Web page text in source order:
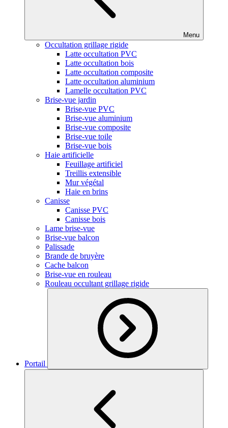
Menu
Occultation grillage rigide
Latte occultation PVC
Latte occultation bois
Latte occultation composite
Latte occultation aluminium
Lamelle occultation PVC
Brise-vue jardin
Brise-vue PVC
Brise-vue aluminium
Brise-vue composite
Brise-vue toile
Brise-vue bois
Haie artificielle
Feuillage artificiel
Treillis extensible
Mur végétal
Haie en brins
Canisse
Canisse PVC
Canisse bois
Lame brise-vue
Brise-vue balcon
Palissade
Brande de bruyère
Cache balcon
Brise-vue en rouleau
Rouleau occultant grillage rigide
Portail